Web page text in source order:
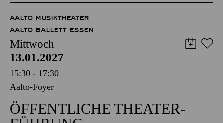
12,00€
AALTO MUSIKTHEATER
AALTO BALLETT ESSEN
Mittwoch
13.01.2027
15:30 - 17:30
Aalto-Foyer